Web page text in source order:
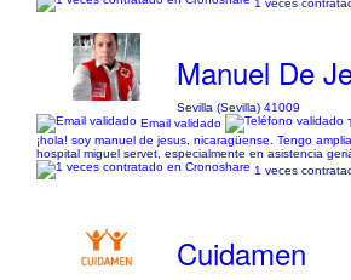
Manuel De
Sevilla (Sevilla) 41009
Email validado
¡hola! soy manuel de jesus, nicaragüense. Tengo
hospital miguel servet, especialmente en asistencia
1 veces
Cuidamen